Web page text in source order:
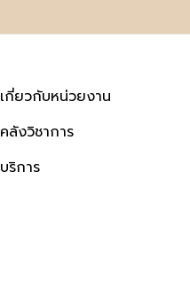
เกี่ยวกับหน่วยงาน
คลังวิชาการ
บริการ